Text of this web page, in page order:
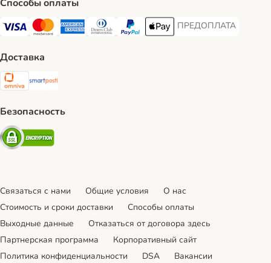
Способы оплаты
Visa Payment Method
Mastercard Payment Method
American Express Payment Method
Diners Club Payment Method
PayPal Payment Method
Apple Pay Payment Method
ПРЕДОПЛАТА
ПРЕДОПЛАТА
Доставка
Omniva Shipping Method
SmartPosti Shipping Method
Безопасность
Security
Связаться с нами Общие условия
О нас
Стоимость и сроки доставки
Cпособы оплаты
Выходные данные
Отказаться от договора здесь
Партнерская программа
Корпоративный сайт
Политика конфиденциальности
DSA Вакансии